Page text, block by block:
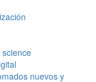
nuevos y